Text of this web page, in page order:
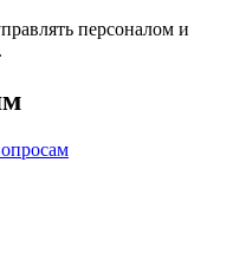
персоналом и